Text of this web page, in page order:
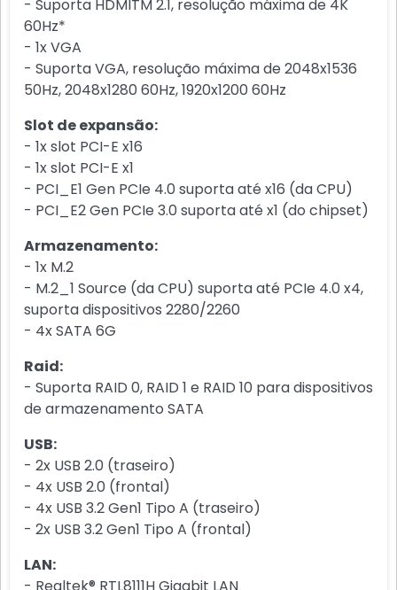
- Suporta HDMITM 2.1, resolução máxima de 4K
60Hz*
- 1x VGA
- Suporta VGA, resolução máxima de 2048x1536
50Hz, 2048x1280 60Hz, 1920x1200 60Hz
Slot de expansão:
- 1x slot PCI-E x16
- 1x slot PCI-E x1
- PCI_E1 Gen PCIe 4.0 suporta até x16 (da CPU)
- PCI_E2 Gen PCIe 3.0 suporta até x1 (do chipset)
Armazenamento:
- 1x M.2
- M.2_1 Source (da CPU) suporta até PCIe 4.0 x4,
suporta dispositivos 2280/2260
- 4x SATA 6G
Raid:
- Suporta RAID 0, RAID 1 e RAID 10 para dispositivos
de armazenamento SATA
USB:
- 2x USB 2.0 (traseiro)
- 4x USB 2.0 (frontal)
- 4x USB 3.2 Gen1 Tipo A (traseiro)
- 2x USB 3.2 Gen1 Tipo A (frontal)
LAN:
- Realtek® RTL8111H Gigabit LAN